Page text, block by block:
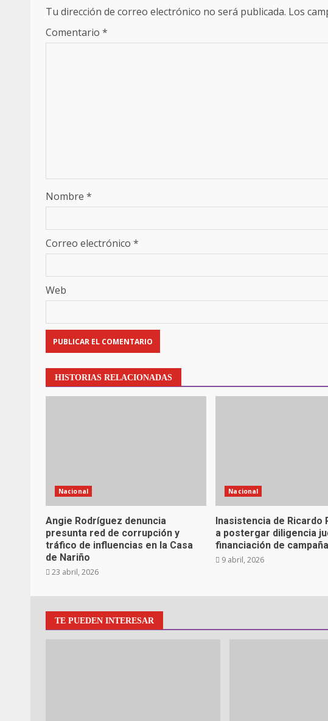
Tu dirección de correo electrónico no será publicada. Los
Comentario *
Nombre *
Correo electrónico *
Web
HISTORIAS RELACIONADAS
Nacional
Angie Rodríguez denuncia
presunta red de corrupción y
tráfico de influencias en la Casa
de Nariño
23 abril, 2026
Nacional
Inasistencia de Ricardo
a postergar diligencia
financiación de campaña
9 abril, 2026
TE PUEDEN INTERESAR